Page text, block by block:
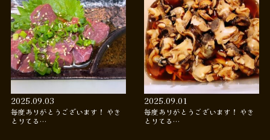
2025.09.03
毎度ありがとうございます！ やき
とりてる…
2025.09.01
毎度ありがとうございます！ やき
とりてる…